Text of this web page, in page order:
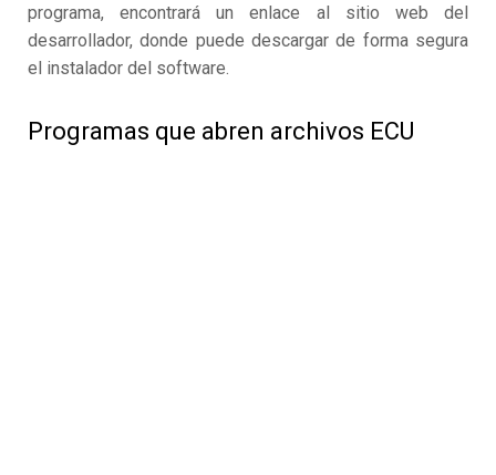
programa, encontrará un enlace al sitio web del
desarrollador, donde puede descargar de forma segura
el instalador del software.
Programas que abren archivos ECU